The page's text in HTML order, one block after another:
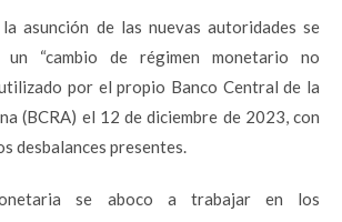
asunción de las nuevas autoridades se
un “cambio de régimen monetario no
por el propio Banco Central de la
(BCRA) el 12 de diciembre de 2023, con
desbalances presentes.
se aboco a trabajar en los